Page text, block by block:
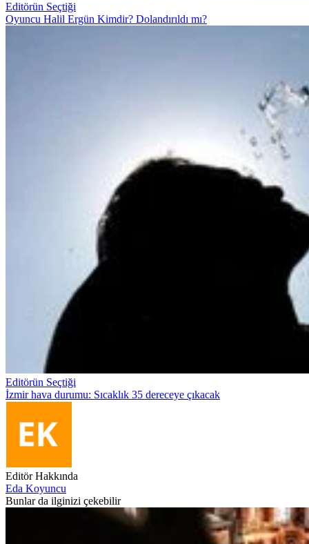
Editörün Seçtiği
Oyuncu Halil Ergün Kimdir? Dolandırıldı mı?
Editörün Seçtiği
İzmir hava durumu: Sıcaklık 35 dereceye çıkacak
Editör Hakkında
Eda Koyuncu
Bunlar da ilginizi çekebilir